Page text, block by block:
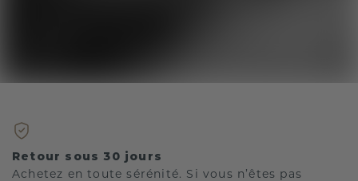
Retour sous 30 jours
Achetez en toute sérénité. Si vous n’êtes pas